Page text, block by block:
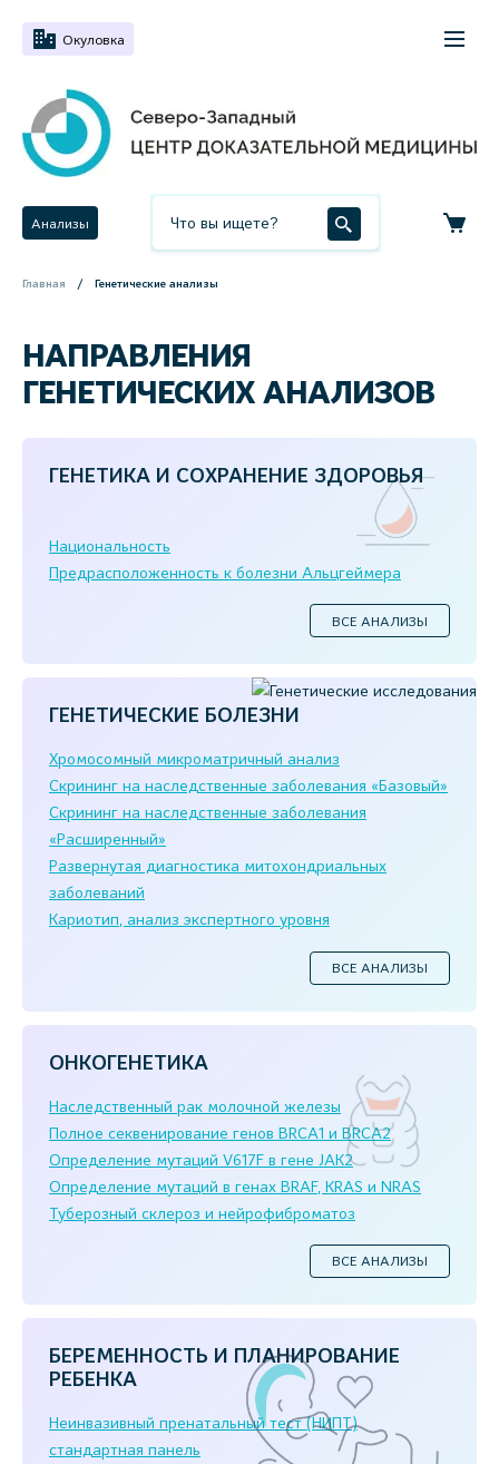
Окуловка
Анализы
Главная Генетические анализы
НАПРАВЛЕНИЯ
ГЕНЕТИЧЕСКИХ АНАЛИЗОВ
ГЕНЕТИКА И СОХРАНЕНИЕ ЗДОРОВЬЯ
Национальность
Предрасположенность к болезни Альцгеймера
ВСЕ АНАЛИЗЫ
ГЕНЕТИЧЕСКИЕ БОЛЕЗНИ
Хромосомный микроматричный анализ
Скрининг на наследственные заболевания «Базовый»
Скрининг на наследственные заболевания
«Расширенный»
Развернутая диагностика митохондриальных
заболеваний
Кариотип, анализ экспертного уровня
ВСЕ АНАЛИЗЫ
ОНКОГЕНЕТИКА
Наследственный рак молочной железы
Полное секвенирование генов BRCA1 и BRCA2
Определение мутаций V617F в гене JAK2
Определение мутаций в генах BRAF, KRAS и NRAS
Туберозный склероз и нейрофиброматоз
ВСЕ АНАЛИЗЫ
БЕРЕМЕННОСТЬ И ПЛАНИРОВАНИЕ
РЕБЕНКА
Неинвазивный пренатальный тест (НИПТ)
стандартная панель